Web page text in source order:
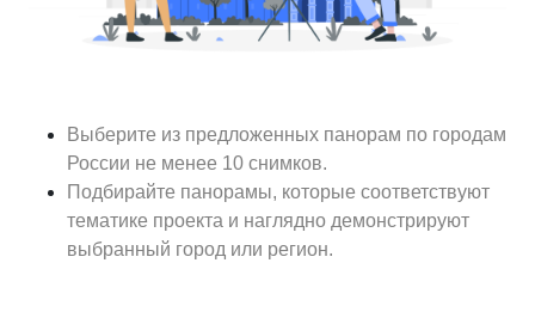
Выберите из предложенных панорам по городам
России не менее 10 снимков.
Подбирайте панорамы, которые соответствуют
тематике проекта и наглядно демонстрируют
выбранный город или регион.